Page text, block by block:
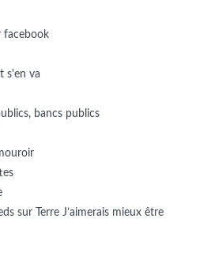
facebook
s'en va
bancs publics
sur Terre J’aimerais mieux être